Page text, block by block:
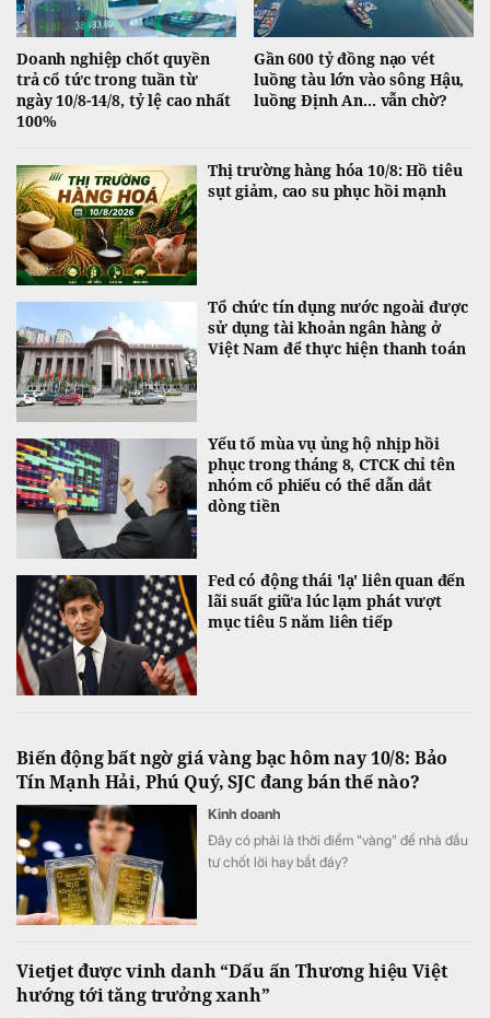
Doanh nghiệp chốt quyền
trả cổ tức trong tuần từ
ngày 10/8-14/8, tỷ lệ cao nhất
100%
Gần 600 tỷ đồng nạo vét
luồng tàu lớn vào sông Hậu,
luồng Định An... vẫn chờ?
Thị trường hàng hóa 10/8: Hồ tiêu
sụt giảm, cao su phục hồi mạnh
Tổ chức tín dụng nước ngoài được
sử dụng tài khoản ngân hàng ở
Việt Nam để thực hiện thanh toán
Yếu tố mùa vụ ủng hộ nhịp hồi
phục trong tháng 8, CTCK chỉ tên
nhóm cổ phiếu có thể dẫn dắt
dòng tiền
Fed có động thái 'lạ' liên quan đến
lãi suất giữa lúc lạm phát vượt
mục tiêu 5 năm liên tiếp
Biến động bất ngờ giá vàng bạc hôm nay 10/8: Bảo
Tín Mạnh Hải, Phú Quý, SJC đang bán thế nào?
Kinh doanh
Đây có phải là thời điểm "vàng" để nhà đầu
tư chốt lời hay bắt đáy?
Vietjet được vinh danh “Dấu ấn Thương hiệu Việt
hướng tới tăng trưởng xanh”